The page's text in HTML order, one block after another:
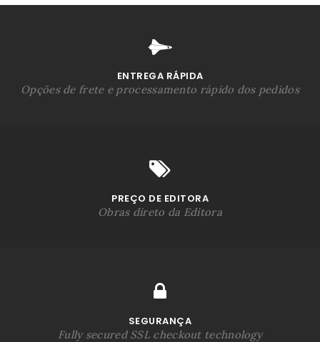
ENTREGA RÁPIDA
Opções de frete e processamento rápido dos pedidos
PREÇO DE EDITORA
Obras direto da Editora
SEGURANÇA
Fully secured SSL checkout technology